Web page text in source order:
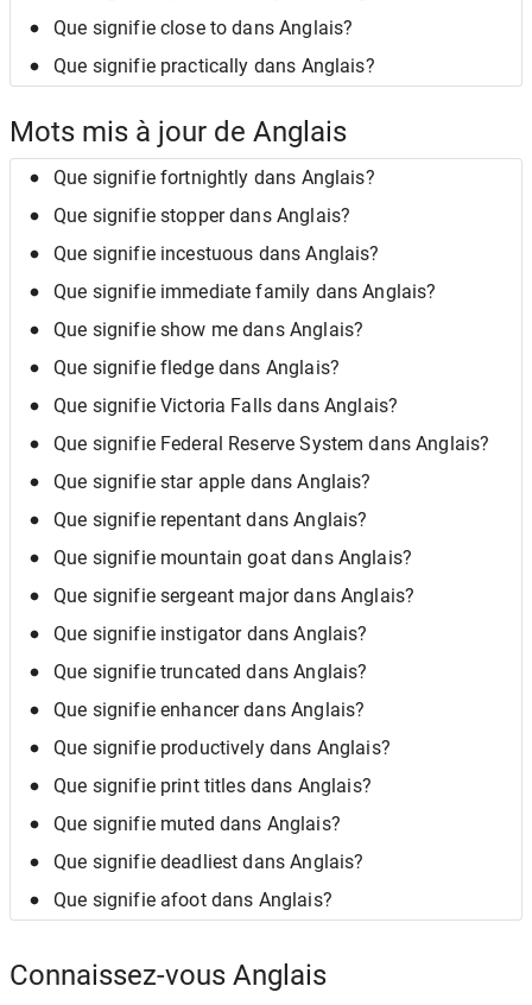
Que signifie close to dans Anglais?
Que signifie practically dans Anglais?
Mots mis à jour de Anglais
Que signifie fortnightly dans Anglais?
Que signifie stopper dans Anglais?
Que signifie incestuous dans Anglais?
Que signifie immediate family dans Anglais?
Que signifie show me dans Anglais?
Que signifie fledge dans Anglais?
Que signifie Victoria Falls dans Anglais?
Que signifie Federal Reserve System dans Anglais?
Que signifie star apple dans Anglais?
Que signifie repentant dans Anglais?
Que signifie mountain goat dans Anglais?
Que signifie sergeant major dans Anglais?
Que signifie instigator dans Anglais?
Que signifie truncated dans Anglais?
Que signifie enhancer dans Anglais?
Que signifie productively dans Anglais?
Que signifie print titles dans Anglais?
Que signifie muted dans Anglais?
Que signifie deadliest dans Anglais?
Que signifie afoot dans Anglais?
Connaissez-vous Anglais